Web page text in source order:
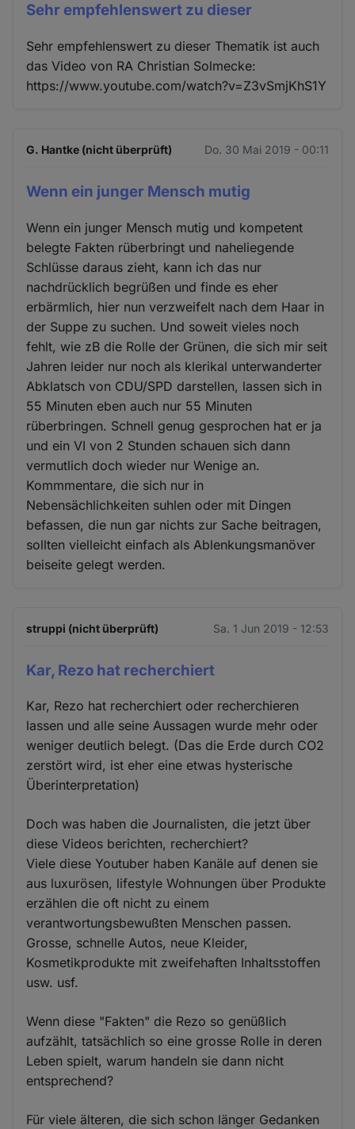
Sehr empfehlenswert zu dieser
Sehr empfehlenswert zu dieser Thematik ist auch
das Video von RA Christian Solmecke:
https://www.youtube.com/watch?v=Z3vSmjKhS1Y
G. Hantke (nicht überprüft) Do. 30 Mai 2019 - 00:11
Wenn ein junger Mensch mutig
Wenn ein junger Mensch mutig und kompetent
belegte Fakten rüberbringt und naheliegende
Schlüsse daraus zieht, kann ich das nur
nachdrücklich begrüßen und finde es eher
erbärmlich, hier nun verzweifelt nach dem Haar in
der Suppe zu suchen. Und soweit vieles noch
fehlt, wie zB die Rolle der Grünen, die sich mir seit
Jahren leider nur noch als klerikal unterwanderter
Abklatsch von CDU/SPD darstellen, lassen sich in
55 Minuten eben auch nur 55 Minuten
rüberbringen. Schnell genug gesprochen hat er ja
und ein VI von 2 Stunden schauen sich dann
vermutlich doch wieder nur Wenige an.
Kommmentare, die sich nur in
Nebensächlichkeiten suhlen oder mit Dingen
befassen, die nun gar nichts zur Sache beitragen,
sollten vielleicht einfach als Ablenkungsmanöver
beiseite gelegt werden.
struppi (nicht überprüft) Sa. 1 Jun 2019 - 12:53
Kar, Rezo hat recherchiert
Kar, Rezo hat recherchiert oder recherchieren
lassen und alle seine Aussagen wurde mehr oder
weniger deutlich belegt. (Das die Erde durch CO2
zerstört wird, ist eher eine etwas hysterische
Überinterpretation)
Doch was haben die Journalisten, die jetzt über
diese Videos berichten, recherchiert?
Viele diese Youtuber haben Kanäle auf denen sie
aus luxurösen, lifestyle Wohnungen über Produkte
erzählen die oft nicht zu einem
verantwortungsbewußten Menschen passen.
Grosse, schnelle Autos, neue Kleider,
Kosmetikprodukte mit zweifehaften Inhaltsstoffen
usw. usf.
Wenn diese "Fakten" die Rezo so genüßlich
aufzählt, tatsächlich so eine grosse Rolle in deren
Leben spielt, warum handeln sie dann nicht
entsprechend?
Für viele älteren, die sich schon länger Gedanken